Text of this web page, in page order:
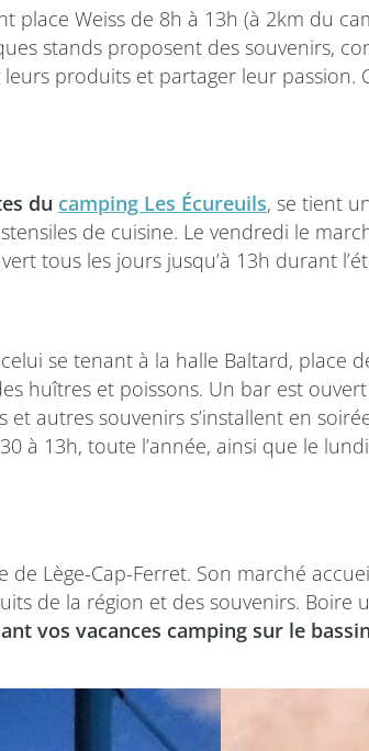
Weiss de 8h à 13h (à 2km du
stands proposent des souvenirs,
produits et partager leur passion.
du camping Les Écureuils, se tient
de cuisine. Le vendredi le
tous les jours jusqu’à 13h durant
se tenant à la halle Baltard, place
huîtres et poissons. Un bar est
autres souvenirs s’installent en
à 13h, toute l’année, ainsi que le
Lège-Cap-Ferret. Son marché
de la région et des souvenirs. Boire
vos vacances camping sur le